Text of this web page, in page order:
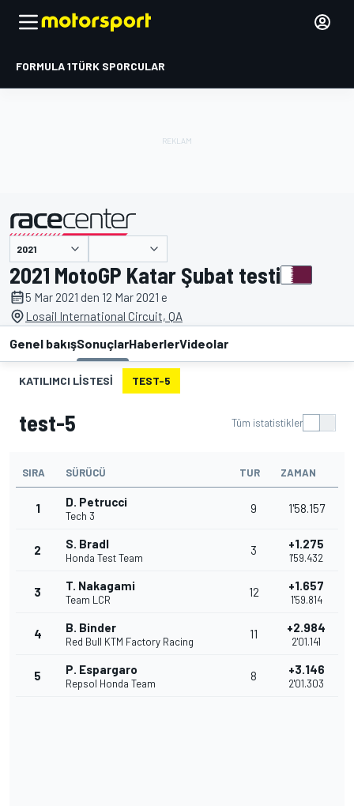
FORMULA 1TÜRK SPORCULAR
2021 MotoGP Katar Şubat testi
5 Mar 2021 den 12 Mar 2021 e
Losail International Circuit, QA
Genel bakışSonuçlarHaberlerVideolar
KATILIMCI LISTESI TEST-5
test-5 Tüm istatistikler
SIRA SÜRÜCÜ TUR ZAMAN
1 D. Petrucci
Tech 3
9 1'58.157
2 S. Bradl
Honda Test Team
3 +1.275
1'59.432
3 T. Nakagami
Team LCR
12 +1.657
1'59.814
4 B. Binder
Red Bull KTM Factory Racing
11 +2.984
2'01.141
5 P. Espargaro
Repsol Honda Team
8 +3.146
2'01.303